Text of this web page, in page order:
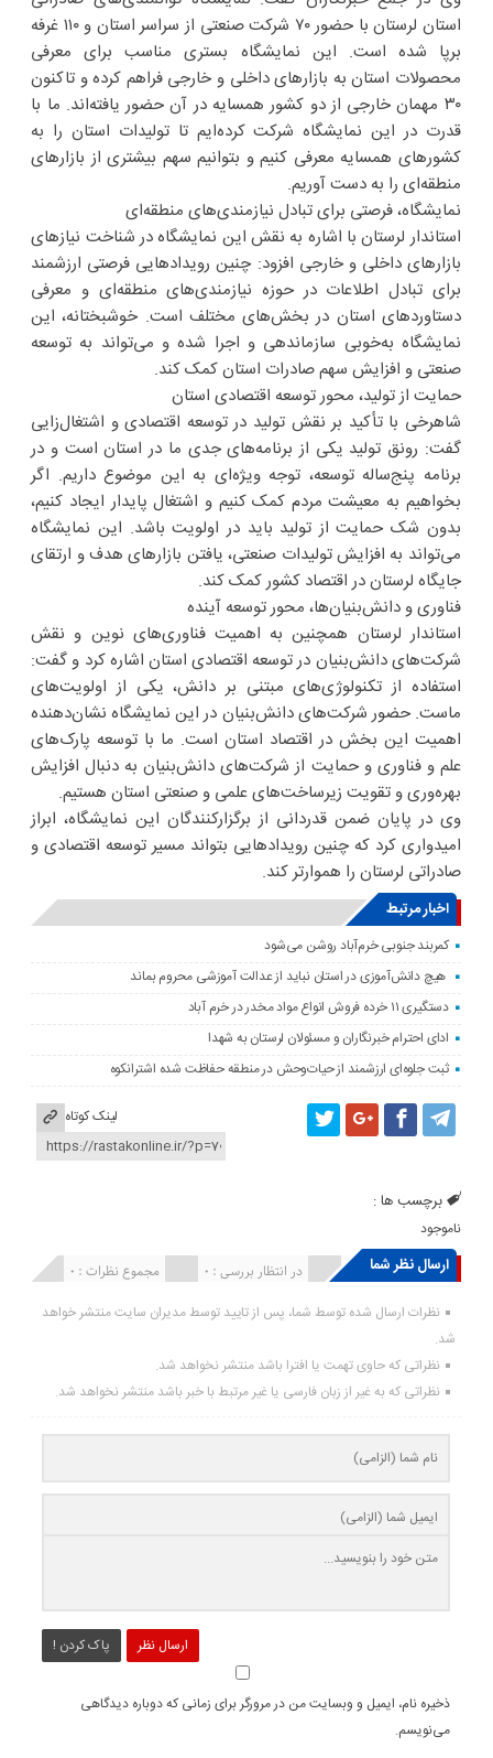
استان لرستان با حضور ۷۰ شرکت صنعتی از سراسر استان و ۱۱۰ غرفه
برپا شده است. این نمایشگاه بستری مناسب برای معرفی
محصولات استان به بازارهای داخلی و خارجی فراهم کرده و تاکنون
۳۰ مهمان خارجی از دو کشور همسایه در آن حضور یافته‌اند. ما با
قدرت در این نمایشگاه شرکت کرده‌ایم تا تولیدات استان را به
کشورهای همسایه معرفی کنیم و بتوانیم سهم بیشتری از بازارهای
منطقه‌ای را به دست آوریم.
نمایشگاه، فرصتی برای تبادل نیازمندی‌های منطقه‌ای
استاندار لرستان با اشاره به نقش این نمایشگاه در شناخت نیازهای
بازارهای داخلی و خارجی افزود: چنین رویدادهایی فرصتی ارزشمند
برای تبادل اطلاعات در حوزه نیازمندی‌های منطقه‌ای و معرفی
دستاوردهای استان در بخش‌های مختلف است. خوشبختانه، این
نمایشگاه به‌خوبی سازماندهی و اجرا شده و می‌تواند به توسعه
صنعتی و افزایش سهم صادرات استان کمک کند.
حمایت از تولید، محور توسعه اقتصادی استان
شاهرخی با تأکید بر نقش تولید در توسعه اقتصادی و اشتغال‌زایی
گفت: رونق تولید یکی از برنامه‌های جدی ما در استان است و در
برنامه پنج‌ساله توسعه، توجه ویژه‌ای به این موضوع داریم. اگر
بخواهیم به معیشت مردم کمک کنیم و اشتغال پایدار ایجاد کنیم،
بدون شک حمایت از تولید باید در اولویت باشد. این نمایشگاه
می‌تواند به افزایش تولیدات صنعتی، یافتن بازارهای هدف و ارتقای
جایگاه لرستان در اقتصاد کشور کمک کند.
فناوری و دانش‌بنیان‌ها، محور توسعه آینده
استاندار لرستان همچنین به اهمیت فناوری‌های نوین و نقش
شرکت‌های دانش‌بنیان در توسعه اقتصادی استان اشاره کرد و گفت:
استفاده از تکنولوژی‌های مبتنی بر دانش، یکی از اولویت‌های
ماست. حضور شرکت‌های دانش‌بنیان در این نمایشگاه نشان‌دهنده
اهمیت این بخش در اقتصاد استان است. ما با توسعه پارک‌های
علم و فناوری و حمایت از شرکت‌های دانش‌بنیان به دنبال افزایش
بهره‌وری و تقویت زیرساخت‌های علمی و صنعتی استان هستیم.
وی در پایان ضمن قدردانی از برگزارکنندگان این نمایشگاه، ابراز
امیدواری کرد که چنین رویدادهایی بتواند مسیر توسعه اقتصادی و
صادراتی لرستان را هموارتر کند.
اخبار مرتبط
کمربند جنوبی خرم‌‌آباد روشن می‌شود
هیچ دانش‌آموزی در استان نباید از عدالت آموزشی محروم بماند
دستگیری ۱۱ خرده فروش انواع مواد مخدر در خرم آباد
ادای احترام خبرنگاران و مسئولان لرستان به شهدا
ثبت جلوه‌ای ارزشمند از حیات‌وحش در منطقه حفاظت شده اشترانکوه
لینک کوتاه
برچسب ها :
ناموجود
ارسال نظر شما مجموع نظرات : 0 در انتظار بررسی : 0 انتشار یافته : ۰
نظرات ارسال شده توسط شما، پس از تایید توسط مدیران سایت منتشر خواهد
شد.
نظراتی که حاوی تهمت یا افترا باشد منتشر نخواهد شد.
نظراتی که به غیر از زبان فارسی یا غیر مرتبط با خبر باشد منتشر نخواهد شد.
ارسال نظر پاک کردن !
ذخیره نام، ایمیل و وبسایت من در مرورگر برای زمانی که دوباره دیدگاهی
می‌نویسم.